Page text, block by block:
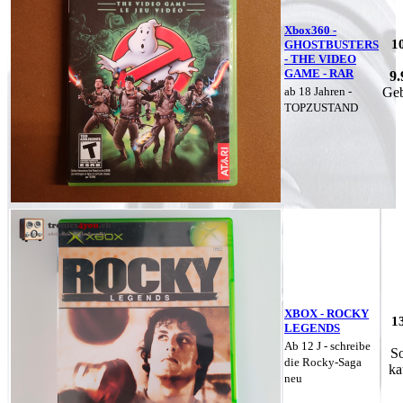
Xbox360 -
GHOSTBUSTERS
- THE VIDEO
GAME - RAR
ab 18 Jahren -
TOPZUSTAND
XBOX - ROCKY
LEGENDS
Ab 12 J - schreibe
die Rocky-Saga
neu